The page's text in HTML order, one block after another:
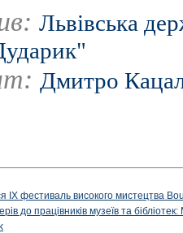
Львівська
Дмитро
IX фестиваль високого мистецтва
до працівників музеїв та